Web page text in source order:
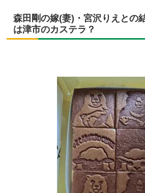
森田剛の嫁(妻)・宮沢りえとの
は津市のカステラ？